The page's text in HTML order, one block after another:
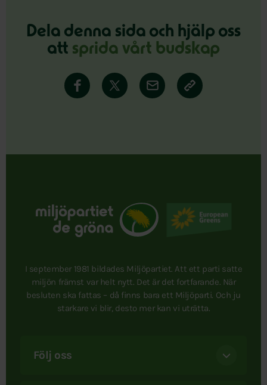
Dela denna sida och hjälp oss
att sprida vårt budskap
I september 1981 bildades Miljöpartiet. Att ett parti satte
miljön främst var helt nytt. Det är det fortfarande. När
besluten ska fattas – då finns bara ett Miljöparti. Och ju
starkare vi blir, desto mer kan vi uträtta.
Följ oss